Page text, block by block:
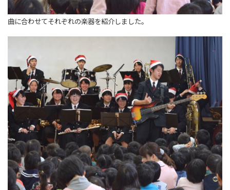
曲に合わせてそれぞれの楽器を紹介しました。